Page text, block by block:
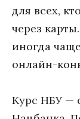
для всех,
через
иногда
онлайн-
Курс НБУ —